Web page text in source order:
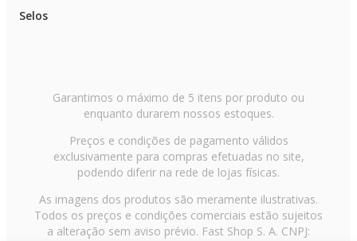
Selos
Garantimos o máximo de 5 itens por produto ou
enquanto durarem nossos estoques.
Preços e condições de pagamento válidos
exclusivamente para compras efetuadas no site,
podendo diferir na rede de lojas físicas.
As imagens dos produtos são meramente ilustrativas.
Todos os preços e condições comerciais estão sujeitos
a alteração sem aviso prévio. Fast Shop S. A. CNPJ: